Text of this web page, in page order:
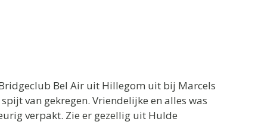
Bel Air uit Hillegom uit bij Marcels
van gekregen. Vriendelijke en alles was
verpakt. Zie er gezellig uit Hulde